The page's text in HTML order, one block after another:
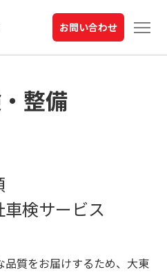
お問い合わせ
整備
検サービス
品質をお届けするため、大東